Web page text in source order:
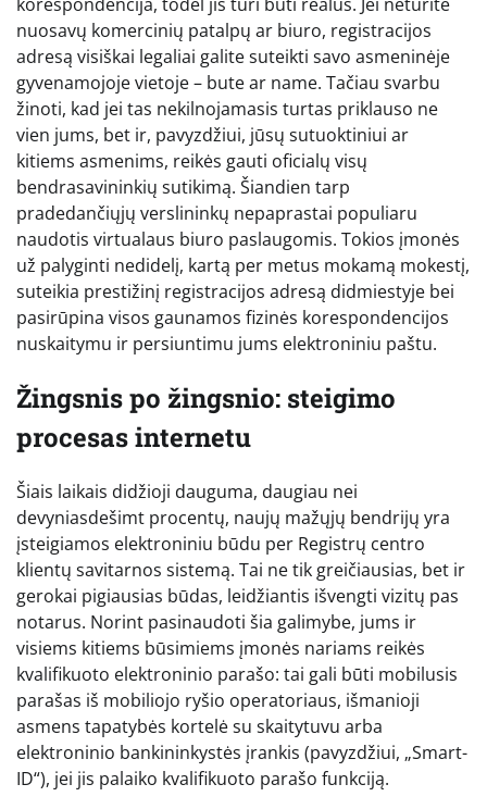
korespondencija, todėl jis turi būti realus. Jei neturite
nuosavų komercinių patalpų ar biuro, registracijos
adresą visiškai legaliai galite suteikti savo asmeninėje
gyvenamojoje vietoje – bute ar name. Tačiau svarbu
žinoti, kad jei tas nekilnojamasis turtas priklauso ne
vien jums, bet ir, pavyzdžiui, jūsų sutuoktiniui ar
kitiems asmenims, reikės gauti oficialų visų
bendrasavininkių sutikimą. Šiandien tarp
pradedančiųjų verslininkų nepaprastai populiaru
naudotis virtualaus biuro paslaugomis. Tokios įmonės
už palyginti nedidelį, kartą per metus mokamą mokestį,
suteikia prestižinį registracijos adresą didmiestyje bei
pasirūpina visos gaunamos fizinės korespondencijos
nuskaitymu ir persiuntimu jums elektroniniu paštu.
Žingsnis po žingsnio: steigimo
procesas internetu
Šiais laikais didžioji dauguma, daugiau nei
devyniasdešimt procentų, naujų mažųjų bendrijų yra
įsteigiamos elektroniniu būdu per Registrų centro
klientų savitarnos sistemą. Tai ne tik greičiausias, bet ir
gerokai pigiausias būdas, leidžiantis išvengti vizitų pas
notarus. Norint pasinaudoti šia galimybe, jums ir
visiems kitiems būsimiems įmonės nariams reikės
kvalifikuoto elektroninio parašo: tai gali būti mobilusis
parašas iš mobiliojo ryšio operatoriaus, išmanioji
asmens tapatybės kortelė su skaitytuvu arba
elektroninio bankininkystės įrankis (pavyzdžiui, „Smart-
ID“), jei jis palaiko kvalifikuoto parašo funkciją.